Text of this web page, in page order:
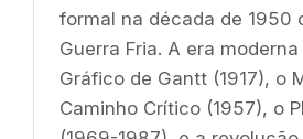
formal na década de 1950
Guerra Fria. A era
Gráfico de Gantt (1917), o
Caminho Crítico (1957), o